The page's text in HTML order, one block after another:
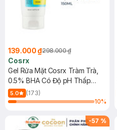
139.000 ₫298.000 ₫
Cosrx
Gel Rửa Mặt Cosrx Tràm Trà,
0.5% BHA Có Độ pH Thấp
150ml
5.0
(173)
10%
-57 %